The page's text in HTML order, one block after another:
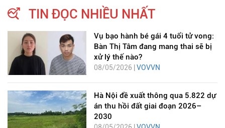
TIN ĐỌC NHIỀU NHẤT
Vụ bạo hành bé gái 4 tuổi tử vong:
Bàn Thị Tâm đang mang thai sẽ bị
xử lý thế nào?
08/05/2026 | VOVVN
Hà Nội đề xuất thông qua 5.822 dự
án thu hồi đất giai đoạn 2026–
2030